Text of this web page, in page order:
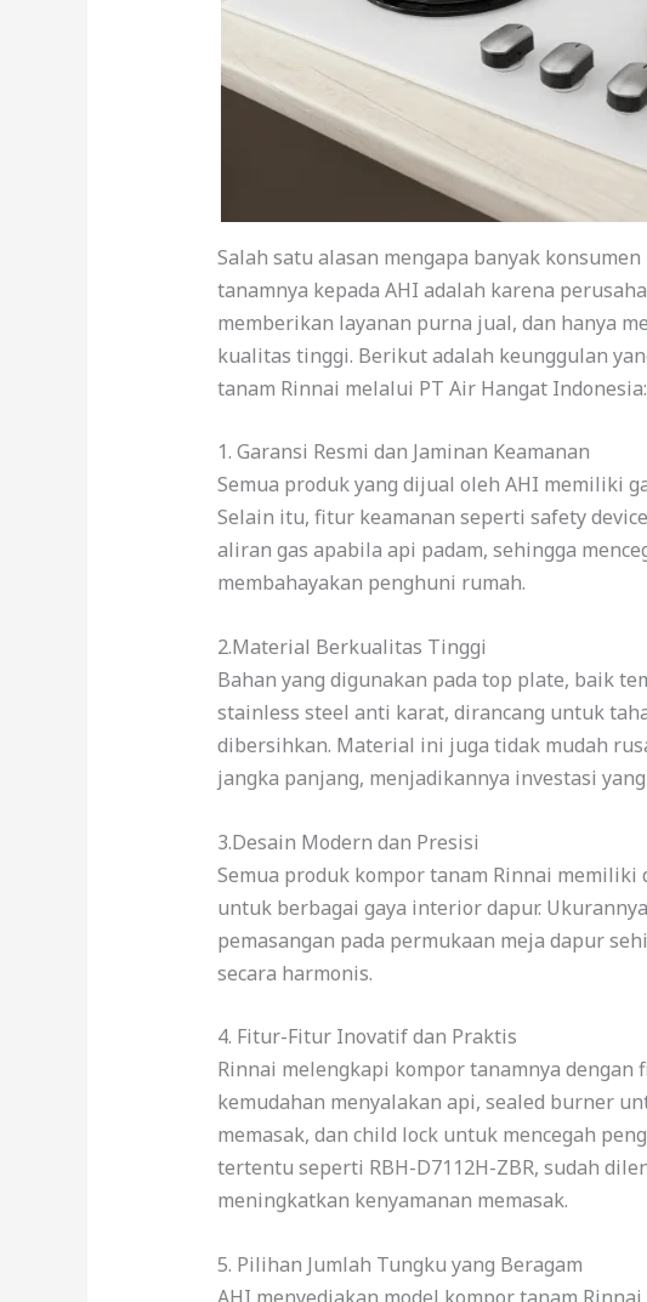
Salah satu alasan mengapa banyak
tanamnya kepada AHI adalah karena
memberikan layanan purna jual, dan hanya
kualitas tinggi. Berikut adalah keunggulan
tanam Rinnai melalui PT Air Hangat Indonesia:
1. Garansi Resmi dan Jaminan Keamanan
Semua produk yang dijual oleh AHI memiliki
Selain itu, fitur keamanan seperti safety
aliran gas apabila api padam, sehingga
membahayakan penghuni rumah.
2.Material Berkualitas Tinggi
Bahan yang digunakan pada top plate, baik
stainless steel anti karat, dirancang untuk
dibersihkan. Material ini juga tidak mudah
jangka panjang, menjadikannya investasi
3.Desain Modern dan Presisi
Semua produk kompor tanam Rinnai memiliki
untuk berbagai gaya interior dapur.
pemasangan pada permukaan meja dapur
secara harmonis.
4. Fitur-Fitur Inovatif dan Praktis
Rinnai melengkapi kompor tanamnya
kemudahan menyalakan api, sealed burner
memasak, dan child lock untuk mencegah
tertentu seperti RBH-D7112H-ZBR, sudah
meningkatkan kenyamanan memasak.
5. Pilihan Jumlah Tungku yang Beragam